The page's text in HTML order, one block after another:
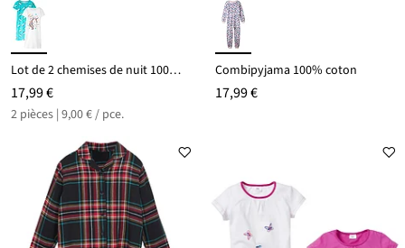
Lot de 2 chemises de nuit 100% coton
17,99 €
2 pièces | 9,00 € / pce.
Combipyjama 100% coton
17,99 €